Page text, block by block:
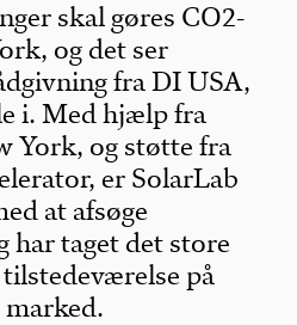
skal gøres CO2-
og det ser
fra DI USA,
i. Med hjælp fra
York, og støtte fra
er SolarLab
at afsøge
har taget det store
på